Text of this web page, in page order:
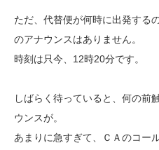
ただ、代替便が何時に出発する
のアナウンスはありません。
時刻は只今、12時20分です。
しばらく待っていると、何の前
ウンスが。
あまりに急すぎて、ＣＡのコー